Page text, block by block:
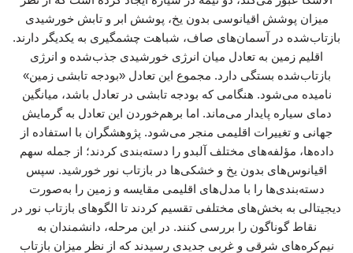
میزان پوشش اقیانوسی بدون یخ، پوشش ابر و تابش خورشیدی
بازتاب‌شده در آسمان‌های صاف، شباهت چشمگیری به یکدیگر دارند.
اقلیم زمین به تعادل میان انرژی خورشیدی جذب‌شده و انرژی
بازتاب‌شده بستگی دارد. مجموع این تعادل «بودجه تابشی زمین»
نامیده می‌شود. هنگامی که بودجه تابشی در تعادل باشد، میانگین
دمای سیاره پایدار می‌ماند. اما برهم‌خوردن این تعادل به گرمایش
جهانی و تغییرات اقلیمی منجر می‌شود. پژوهشگران با استفاده از
داده‌ها، مؤلفه‌های مختلف آلبدو را دسته‌بندی کردند؛ از جمله سهم
اقیانوس‌های بدون یخ و خشکی‌ها در بازتاب نور خورشید. سپس
دسته‌بندی‌ها را با مدل‌های اقلیمی مقایسه و زمین را به‌صورت
دیجیتالی به بخش‌های مختلفی تقسیم کردند تا الگوهای بازتاب نور در
نقاط گوناگون را بررسی کنند. در این مرحله، دانشمندان به
نیم‌کره‌های شرقی و غربی جدیدی رسیدند که از نظر میزان بازتاب